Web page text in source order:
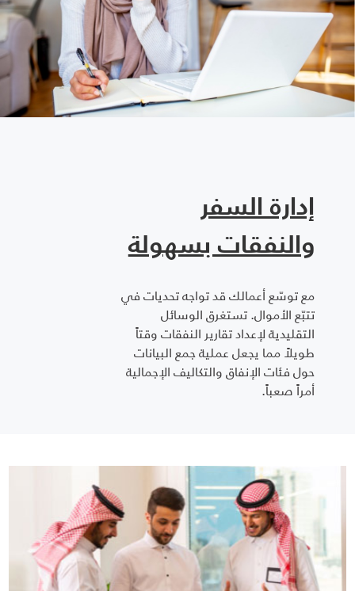
إدارة السفر
والنفقات بسهولة
مع توسّع أعمالك قد تواجه تحديات في
تتبّع الأموال. تستغرق الوسائل
التقليدية لإعداد تقارير النفقات وقتاً
طويلاً مما يجعل عملية جمع البيانات
حول فئات الإنفاق والتكاليف الإجمالية
أمراً صعباً.